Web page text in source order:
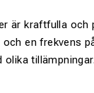
är kraftfulla
en frekvens
tillämpningar.